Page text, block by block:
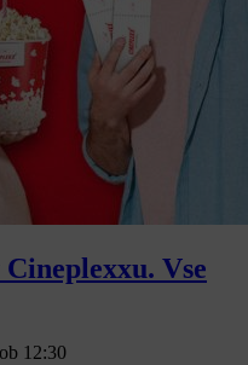
Vse
ob 12:30